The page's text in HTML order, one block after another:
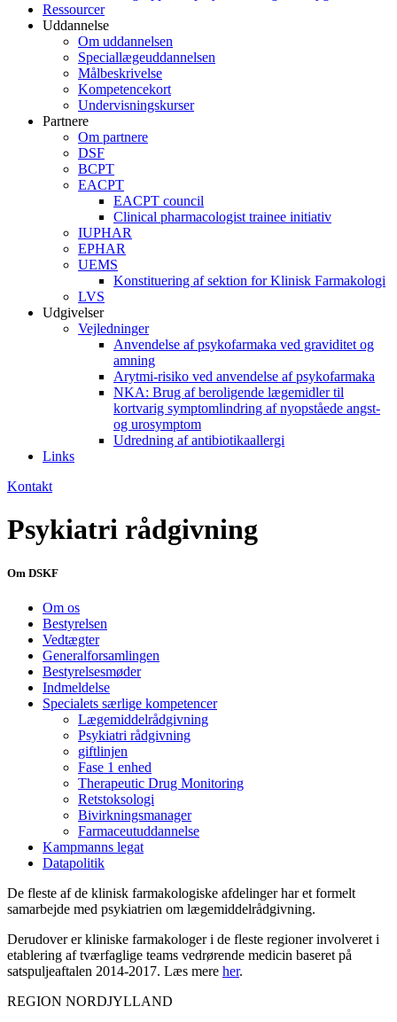
Ressourcer
Uddannelse
Om uddannelsen
Speciallægeuddannelsen
Målbeskrivelse
Kompetencekort
Undervisningskurser
Partnere
Om partnere
DSF
BCPT
EACPT
EACPT council
Clinical pharmacologist trainee initiativ
IUPHAR
EPHAR
UEMS
Konstituering af sektion for Klinisk Farmakologi
LVS
Udgivelser
Vejledninger
Anvendelse af psykofarmaka ved graviditet og
amning
Arytmi-risiko ved anvendelse af psykofarmaka
NKA: Brug af beroligende lægemidler til
kortvarig symptomlindring af nyopståede angst-
og urosymptom
Udredning af antibiotikaallergi
Links
Kontakt
Psykiatri rådgivning
Om DSKF
Om os
Bestyrelsen
Vedtægter
Generalforsamlingen
Bestyrelsesmøder
Indmeldelse
Specialets særlige kompetencer
Lægemiddelrådgivning
Psykiatri rådgivning
giftlinjen
Fase 1 enhed
Therapeutic Drug Monitoring
Retstoksologi
Bivirkningsmanager
Farmaceutuddannelse
Kampmanns legat
Datapolitik
De fleste af de klinisk farmakologiske afdelinger har et formelt
samarbejde med psykiatrien om lægemiddelrådgivning.
Derudover er kliniske farmakologer i de fleste regioner involveret i
etablering af tværfaglige teams vedrørende medicin baseret på
satspuljeaftalen 2014-2017. Læs mere her.
REGION NORDJYLLAND